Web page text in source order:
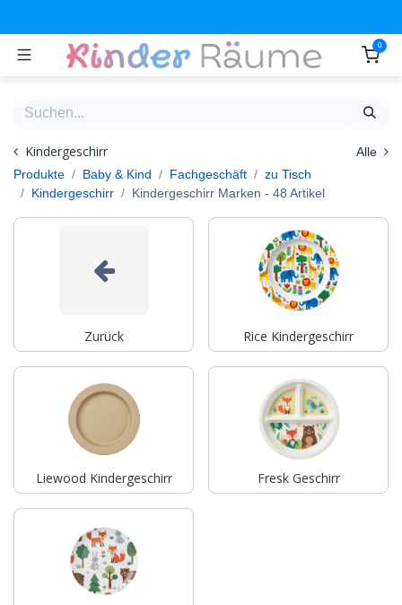
0
Kindergeschirr
Alle
Produkte
Baby & Kind Fachgeschäft
zu Tisch
Kindergeschirr
Kindergeschirr Marken - 48 Artikel
Zurück Rice Kindergeschirr
Liewood Kindergeschirr Fresk Geschirr